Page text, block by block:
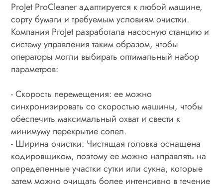
ProJet ProCleaner адаптируется к любой машине,
сорту бумаги и требуемым условиям очистки.
Компания ProJet разработала насосную станцию и
систему управления таким образом, чтобы
операторы могли выбирать оптимальный набор
параметров:
- Скорость перемещения: ее можно
синхронизировать со скоростью машины, чтобы
обеспечить максимальный охват и свести к
минимуму перекрытие сопел.
- Ширина очистки: Чистящая головка оснащена
кодировщиком, поэтому ее можно направлять на
определенные участки сутки или сукна, которые
затем можно очищать более интенсивно в течение